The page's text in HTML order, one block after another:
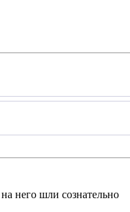
него шли сознательно